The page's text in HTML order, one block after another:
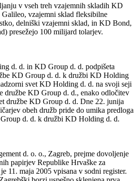
v vseh treh vzajemnih skladih KD
vzajemni sklad fleksibilne
delniški vzajemni sklad, in KD Bond,
presežejo 100 milijard tolarjev.
d. d. in KD Group d. d. podpišeta
KD Group d. d. k družbi KD Holding
svet KD Holding d. d. na svoji seji
družbe KD Group d. d., enako odločitev
družbe KD Group d. d. Dne 22. junija
obeh družb pride do umika predloga
d. d. k družbi KD Holding d. d.
d. o. o., Zagreb, prejme dovoljenje
papirjev Republike Hrvaške za
11. maja 2005 vpisana v sodni register.